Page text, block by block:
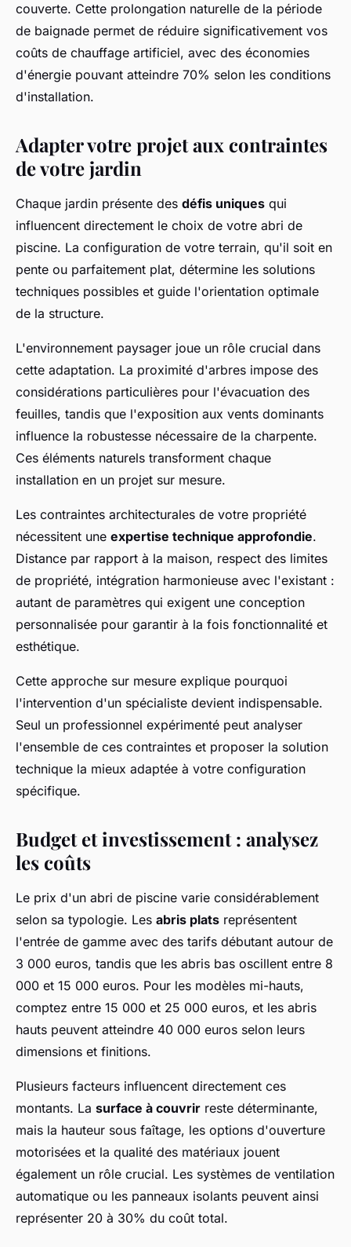
couverte. Cette prolongation naturelle de la période
de baignade permet de réduire significativement vos
coûts de chauffage artificiel, avec des économies
d'énergie pouvant atteindre 70% selon les conditions
d'installation.
Adapter votre projet aux contraintes
de votre jardin
Chaque jardin présente des défis uniques qui
influencent directement le choix de votre abri de
piscine. La configuration de votre terrain, qu'il soit en
pente ou parfaitement plat, détermine les solutions
techniques possibles et guide l'orientation optimale
de la structure.
L'environnement paysager joue un rôle crucial dans
cette adaptation. La proximité d'arbres impose des
considérations particulières pour l'évacuation des
feuilles, tandis que l'exposition aux vents dominants
influence la robustesse nécessaire de la charpente.
Ces éléments naturels transforment chaque
installation en un projet sur mesure.
Les contraintes architecturales de votre propriété
nécessitent une expertise technique approfondie.
Distance par rapport à la maison, respect des limites
de propriété, intégration harmonieuse avec l'existant :
autant de paramètres qui exigent une conception
personnalisée pour garantir à la fois fonctionnalité et
esthétique.
Cette approche sur mesure explique pourquoi
l'intervention d'un spécialiste devient indispensable.
Seul un professionnel expérimenté peut analyser
l'ensemble de ces contraintes et proposer la solution
technique la mieux adaptée à votre configuration
spécifique.
Budget et investissement : analysez
les coûts
Le prix d'un abri de piscine varie considérablement
selon sa typologie. Les abris plats représentent
l'entrée de gamme avec des tarifs débutant autour de
3 000 euros, tandis que les abris bas oscillent entre 8
000 et 15 000 euros. Pour les modèles mi-hauts,
comptez entre 15 000 et 25 000 euros, et les abris
hauts peuvent atteindre 40 000 euros selon leurs
dimensions et finitions.
Plusieurs facteurs influencent directement ces
montants. La surface à couvrir reste déterminante,
mais la hauteur sous faîtage, les options d'ouverture
motorisées et la qualité des matériaux jouent
également un rôle crucial. Les systèmes de ventilation
automatique ou les panneaux isolants peuvent ainsi
représenter 20 à 30% du coût total.